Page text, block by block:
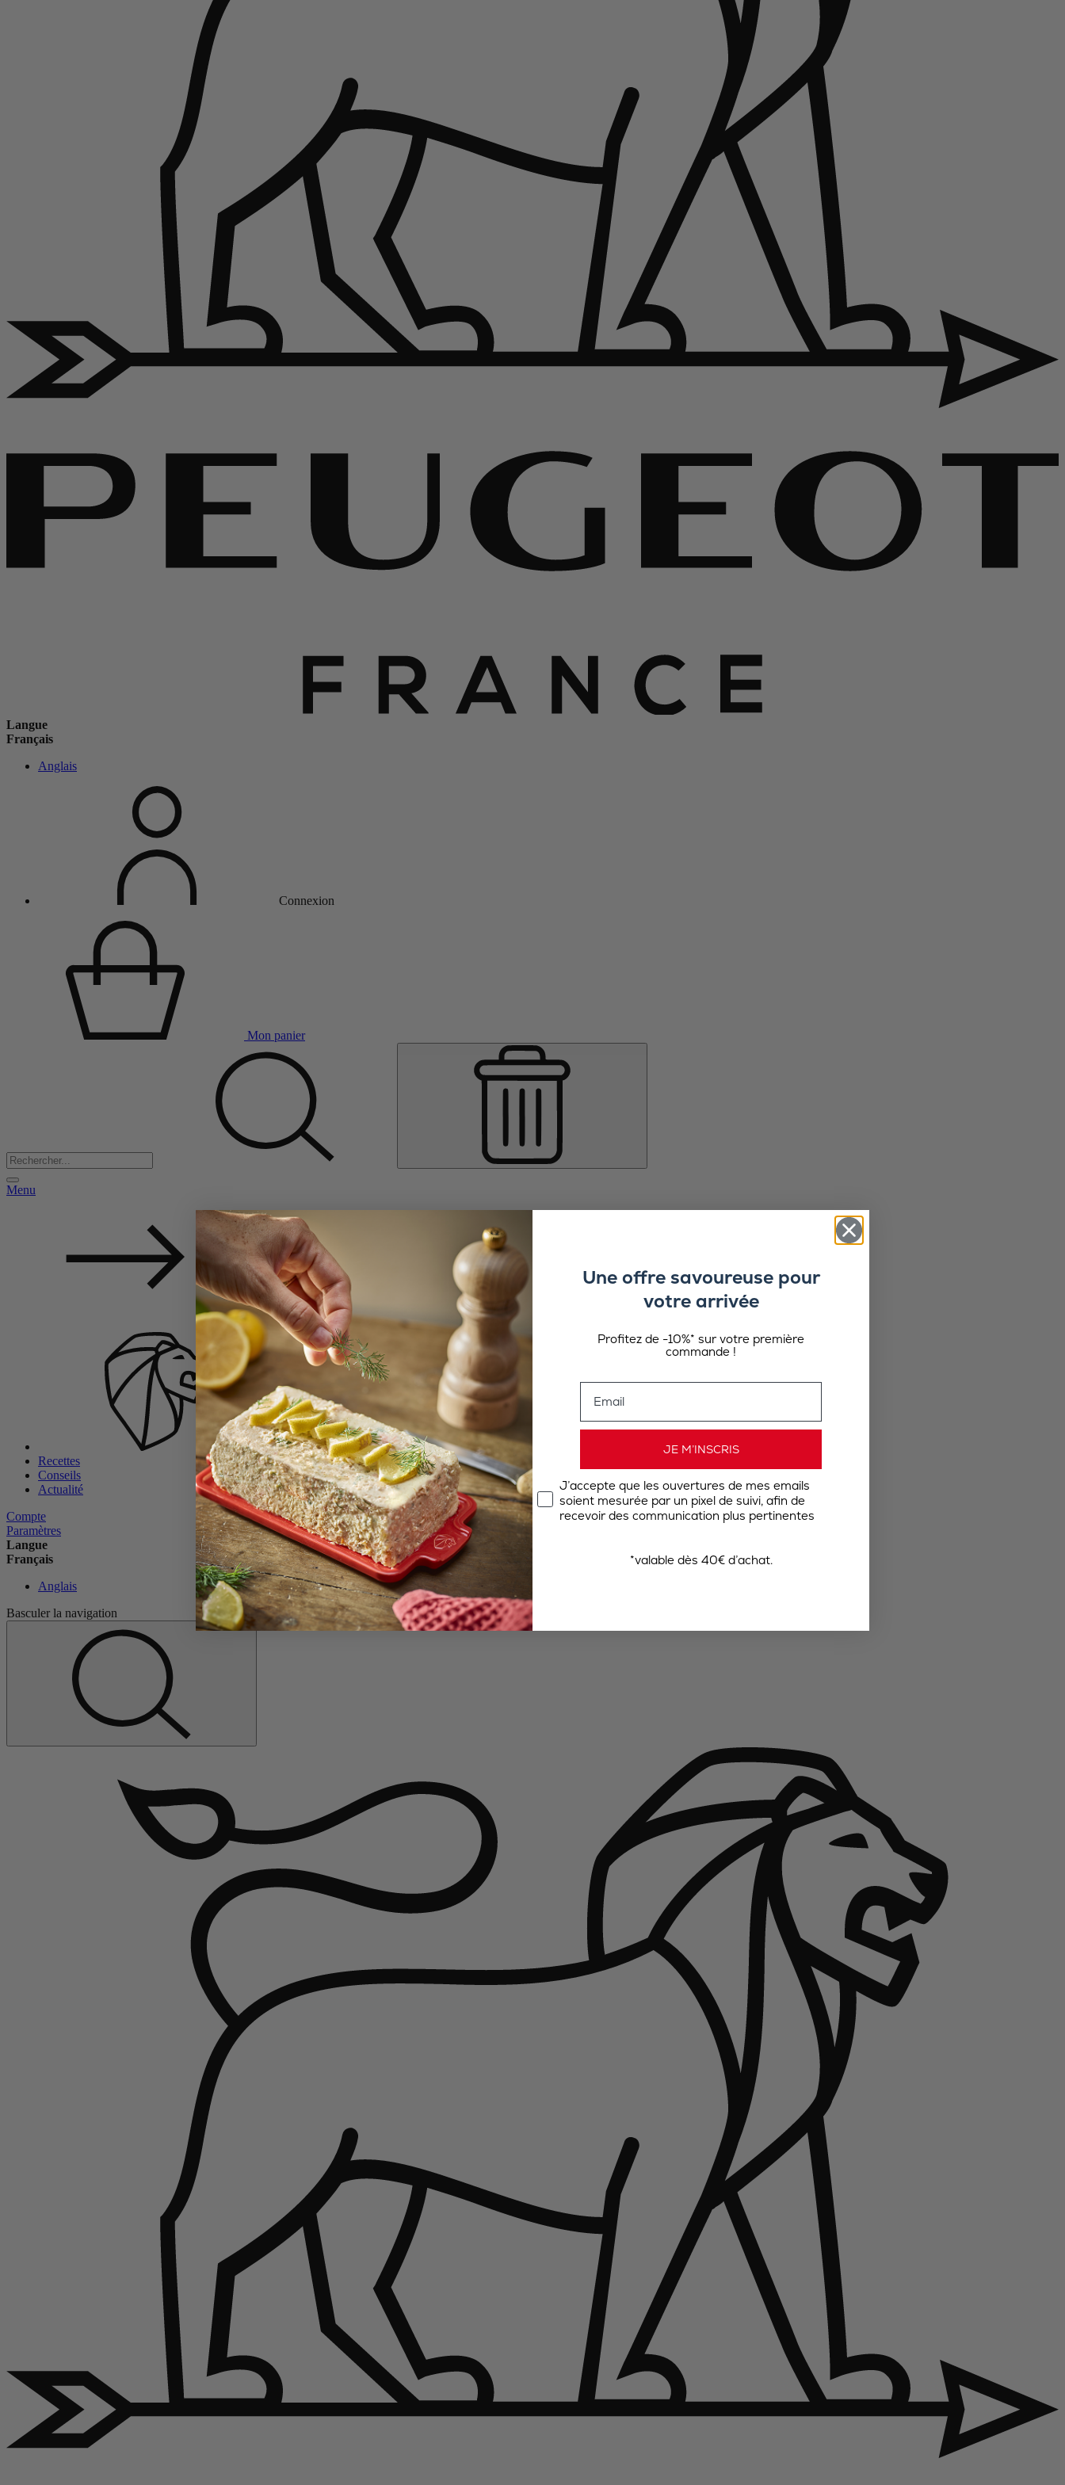
Langue
Français
Anglais
Connexion
Mon panier
Menu
Retour
Recettes
Conseils
Actualité
Compte
Paramètres
Langue
Français
Anglais
Basculer la navigation
Une offre savoureuse pour
votre arrivée
Profitez de -10%* sur votre première
commande !
JE M’INSCRIS
J’accepte que les ouvertures de mes emails
soient mesurée par un pixel de suivi, afin de
recevoir des communication plus pertinentes
*valable dès 40€ d’achat.